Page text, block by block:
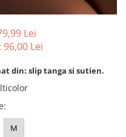
Lei
96,00 Lei
din: slip tanga si sutien.
:
M